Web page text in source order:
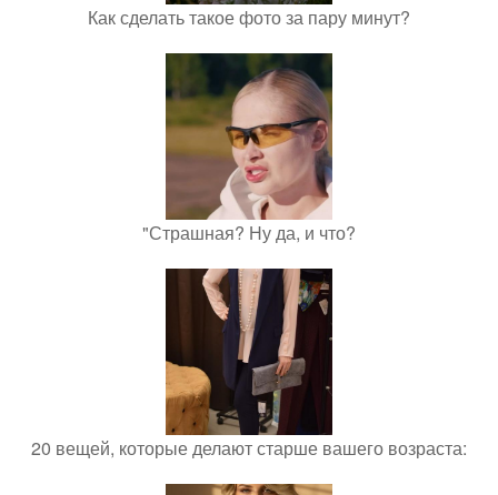
Как сделать такое фото за пару минут?
"Страшная? Ну да, и что?
20 вещей, которые делают старше вашего возраста: